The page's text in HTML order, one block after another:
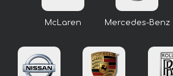
McLaren Mercedes-Benz